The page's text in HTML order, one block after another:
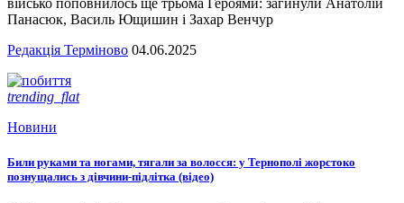
військо поповнилось ще трьома Героями: загинули Анатолій
Панасюк, Василь Ющишин і Захар Венчур
Редакція Терміново 04.06.2025
trending_flat
Новини
Били руками та ногами, тягали за волосся: у Тернополі жорстоко
познущались з дівчини-підлітка (відео)